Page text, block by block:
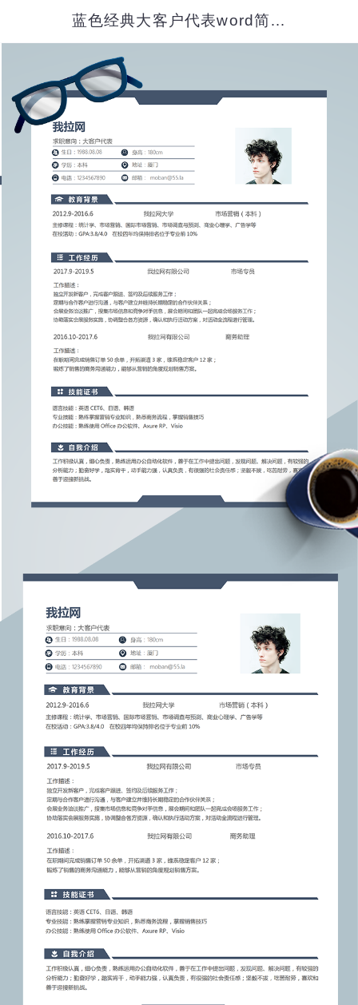
蓝色经典大客户代表word简历模板